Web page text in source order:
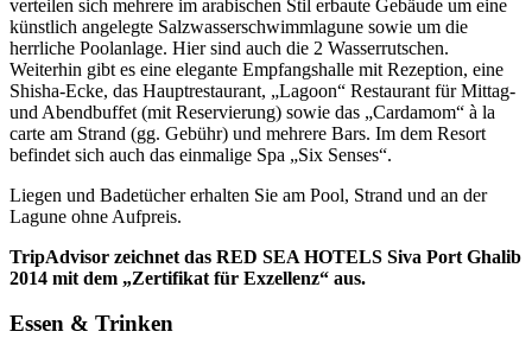
verteilen sich mehrere im arabischen Stil erbaute Gebäude um eine
künstlich angelegte Salzwasserschwimmlagune sowie um die
herrliche Poolanlage. Hier sind auch die 2 Wasserrutschen.
Weiterhin gibt es eine elegante Empfangshalle mit Rezeption, eine
Shisha-Ecke, das Hauptrestaurant, „Lagoon“ Restaurant für Mittag-
und Abendbuffet (mit Reservierung) sowie das „Cardamom“ à la
carte am Strand (gg. Gebühr) und mehrere Bars. Im dem Resort
befindet sich auch das einmalige Spa „Six Senses“.
Liegen und Badetücher erhalten Sie am Pool, Strand und an der
Lagune ohne Aufpreis.
TripAdvisor zeichnet das RED SEA HOTELS Siva Port Ghalib
2014 mit dem „Zertifikat für Exzellenz“ aus.
Essen & Trinken